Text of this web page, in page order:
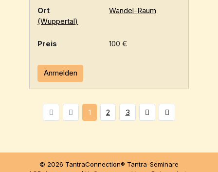
Wandel-Raum
(Wuppertal)
100 €
Anmelden
1 2 3
© 2026 TantraConnection® Tantra-Seminare